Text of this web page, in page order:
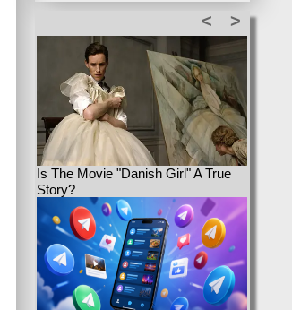
>
<
Is The Movie "Danish Girl" A True
Story?